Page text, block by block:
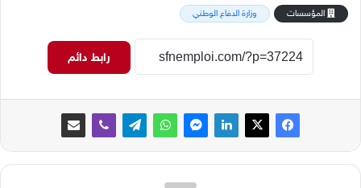
المؤسسات
وزارة الدفاع الوطني
رابط دائم